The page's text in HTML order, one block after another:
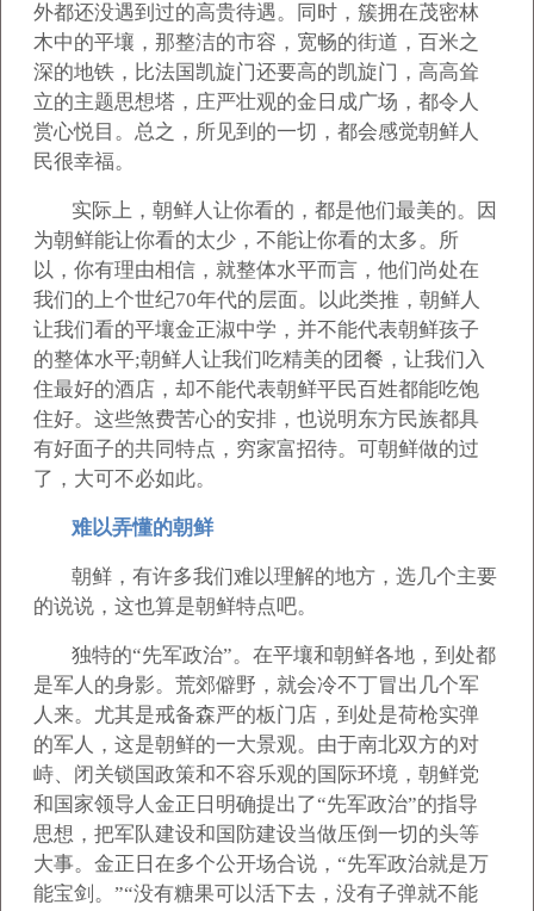
外都还没遇到过的高贵待遇。同时，簇拥在茂密林
木中的平壤，那整洁的市容，宽畅的街道，百米之
深的地铁，比法国凯旋门还要高的凯旋门，高高耸
立的主题思想塔，庄严壮观的金日成广场，都令人
赏心悦目。总之，所见到的一切，都会感觉朝鲜人
民很幸福。
实际上，朝鲜人让你看的，都是他们最美的。因
为朝鲜能让你看的太少，不能让你看的太多。所
以，你有理由相信，就整体水平而言，他们尚处在
我们的上个世纪70年代的层面。以此类推，朝鲜人
让我们看的平壤金正淑中学，并不能代表朝鲜孩子
的整体水平;朝鲜人让我们吃精美的团餐，让我们入
住最好的酒店，却不能代表朝鲜平民百姓都能吃饱
住好。这些煞费苦心的安排，也说明东方民族都具
有好面子的共同特点，穷家富招待。可朝鲜做的过
了，大可不必如此。
难以弄懂的朝鲜
朝鲜，有许多我们难以理解的地方，选几个主要
的说说，这也算是朝鲜特点吧。
独特的“先军政治”。在平壤和朝鲜各地，到处都
是军人的身影。荒郊僻野，就会冷不丁冒出几个军
人来。尤其是戒备森严的板门店，到处是荷枪实弹
的军人，这是朝鲜的一大景观。由于南北双方的对
峙、闭关锁国政策和不容乐观的国际环境，朝鲜党
和国家领导人金正日明确提出了“先军政治”的指导
思想，把军队建设和国防建设当做压倒一切的头等
大事。金正日在多个公开场合说，“先军政治就是万
能宝剑。”“没有糖果可以活下去，没有子弹就不能